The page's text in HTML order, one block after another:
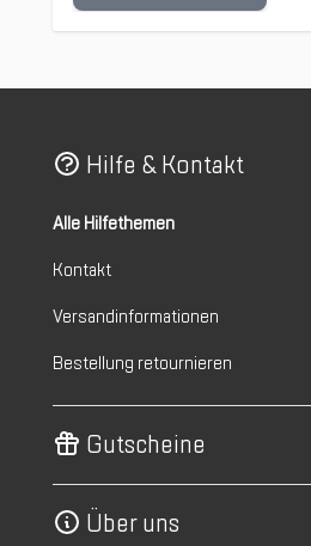
Hilfe & Kontakt
Alle Hilfethemen
Kontakt
Versandinformationen
Bestellung retournieren
Gutscheine
Über uns